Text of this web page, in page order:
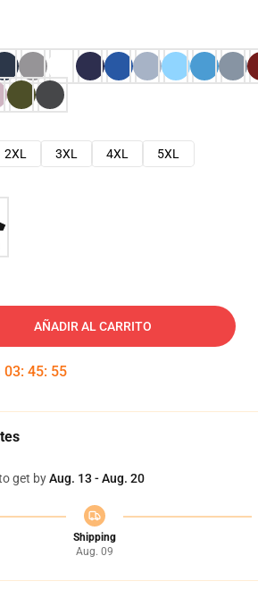
2XL 3XL 4XL
5XL
AÑADIR AL CARRITO
03: 45: 54
get byAug. 13 - Aug. 20
Shipping
Aug. 09